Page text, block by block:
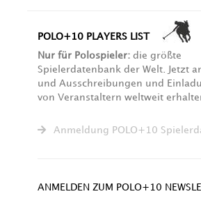
POLO+10 PLAYERS LIST
Nur für Polospieler: die größte
Spielerdatenbank der Welt. Jetzt
und Ausschreibungen und
von Veranstaltern weltweit
Anmeldung POLO+10
ANMELDEN ZUM POLO+10